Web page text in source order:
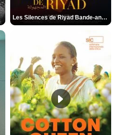
Les Silences de Riyad Bande-annonce VO STFR